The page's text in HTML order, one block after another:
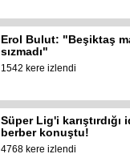
Erol Bulut: "Beşiktaş
sızmadı"
1542 kere izlendi
Süper Lig'i karıştırdığı
berber konuştu!
4768 kere izlendi